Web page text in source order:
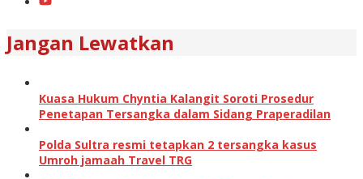
Jangan Lewatkan
Kuasa Hukum Chyntia Kalangit Soroti Prosedur
Penetapan Tersangka dalam Sidang Praperadilan
Polda Sultra resmi tetapkan 2 tersangka kasus
Umroh jamaah Travel TRG